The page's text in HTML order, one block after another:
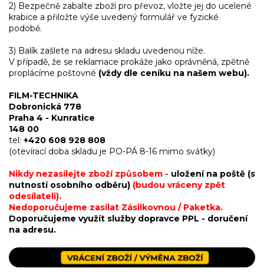
2) Bezpečně zabalte zboží pro převoz, vložte jej do ucelené
krabice a přiložte výše uvedený formulář ve fyzické
podobě.
3) Balík zašlete na adresu skladu uvedenou níže.
V případě, že se reklamace prokáže jako oprávněná, zpětně
proplácíme poštovné (vždy dle ceníku na našem webu).
FILM-TECHNIKA
Dobronická 778
Praha 4 - Kunratice
148 00
tel: +420 608 928 808
(otevírací doba skladu je PO-PÁ 8-16 mimo svátky)
Nikdy nezasílejte zboží způsobem - uložení na poště (s
nutností osobního odběru) (budou vráceny zpět
odesílateli).
Nedoporučujeme zasílat Zásilkovnou / Paketka.
Doporučujeme využít služby dopravce PPL - doručení
na adresu.